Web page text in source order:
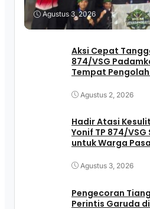
Agustus 3, 2026
Aksi Cepat
874/VSG
Tempat
Agustus 2, 2026
Hadir Atasi
Yonif TP 874/
untuk Warga
Agustus 3, 2026
Pengecoran
Perintis Garuda